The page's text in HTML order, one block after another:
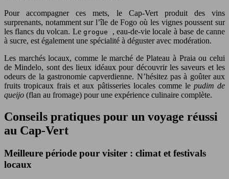
Pour accompagner ces mets, le Cap-Vert produit des vins
surprenants, notamment sur l’île de Fogo où les vignes poussent sur
les flancs du volcan. Legrogue , eau-de-vie locale à base de canne
à sucre, est également une spécialité à déguster avec modération.
Les marchés locaux, comme le marché de Plateau à Praia ou celui
de Mindelo, sont des lieux idéaux pour découvrir les saveurs et les
odeurs de la gastronomie capverdienne. N’hésitez pas à goûter aux
fruits tropicaux frais et aux pâtisseries locales comme le pudim de
queijo (flan au fromage) pour une expérience culinaire complète.
Conseils pratiques pour un voyage réussi
au Cap-Vert
Meilleure période pour visiter : climat et festivals
locaux